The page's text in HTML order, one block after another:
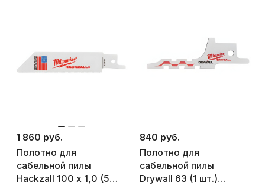
1 860 руб.
Полотно для
сабельной пилы
Hackzall 100 х 1,0 (5
840 руб.
Полотно для
сабельной пилы
Drywall 63 (1 шт.)